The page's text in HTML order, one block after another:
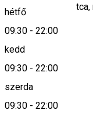
hétfő
09:30 - 22:00
kedd
09:30 - 22:00
szerda
09:30 - 22:00
Str. Márton Áron
Keresd térképen